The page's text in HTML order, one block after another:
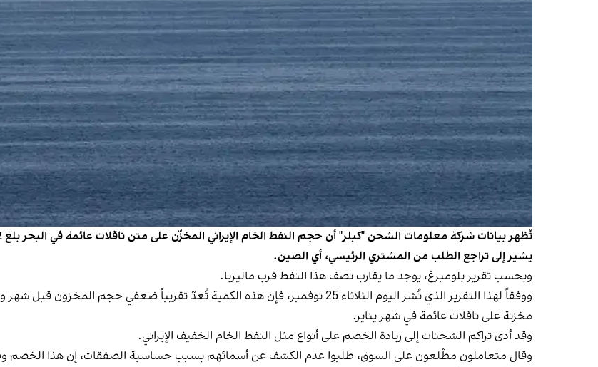
يشير إلى تراجع الطلب من المشتري الرئيسي، أي الصين.
وبحسب تقرير بلومبرغ، يوجد ما يقارب نصف هذا النفط قرب ماليزيا.
ووفقاً لهذا التقرير الذي نُشر اليوم الثلاثاء 25 نوفمبر، فإن هذه الكمية تُعدّ تقريباً
مخزنة على ناقلات عائمة في شهر يناير.
وقد أدى تراكم الشحنات إلى زيادة الخصم على أنواع مثل النفط الخام الخفيف الإيراني.
وقال متعاملون مطّلعون على السوق، طلبوا عدم الكشف عن أسمائهم بسبب حساسية الصفقات، إن هذا الخصم وصل